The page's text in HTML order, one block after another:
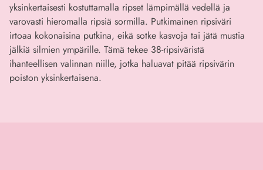
yksinkertaisesti kostuttamalla ripset lämpimällä vedellä ja
varovasti hieromalla ripsiä sormilla. Putkimainen ripsiväri
irtoaa kokonaisina putkina, eikä sotke kasvoja tai jätä mustia
jälkiä silmien ympärille. Tämä tekee 38-ripsiväristä
ihanteellisen valinnan niille, jotka haluavat pitää ripsivärin
poiston yksinkertaisena.